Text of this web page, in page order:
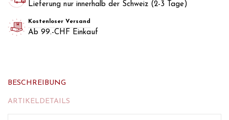
Lieferung nur innerhalb der Schweiz (2-3 Tage)
Kostenloser Versand
Ab 99.-CHF Einkauf
BESCHREIBUNG
ARTIKELDETAILS